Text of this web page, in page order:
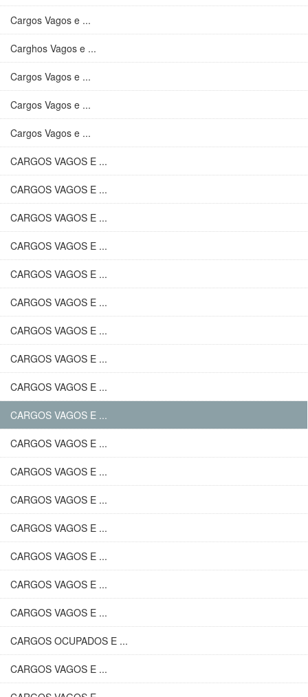
Cargos Vagos e ...
Carghos Vagos e ...
Cargos Vagos e ...
Cargos Vagos e ...
Cargos Vagos e ...
CARGOS VAGOS E ...
CARGOS VAGOS E ...
CARGOS VAGOS E ...
CARGOS VAGOS E ...
CARGOS VAGOS E ...
CARGOS VAGOS E ...
CARGOS VAGOS E ...
CARGOS VAGOS E ...
CARGOS VAGOS E ...
CARGOS VAGOS E ...
CARGOS VAGOS E ...
CARGOS VAGOS E ...
CARGOS VAGOS E ...
CARGOS VAGOS E ...
CARGOS VAGOS E ...
CARGOS VAGOS E ...
CARGOS VAGOS E ...
CARGOS OCUPADOS E ...
CARGOS VAGOS E ...